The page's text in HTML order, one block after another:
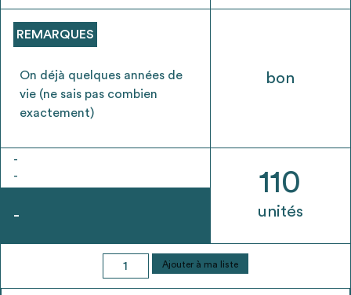
REMARQUES
On déjà quelques années de
vie (ne sais pas combien
exactement)
-
-
-
bon
110
unités
quantité
de
Ajouter à ma liste